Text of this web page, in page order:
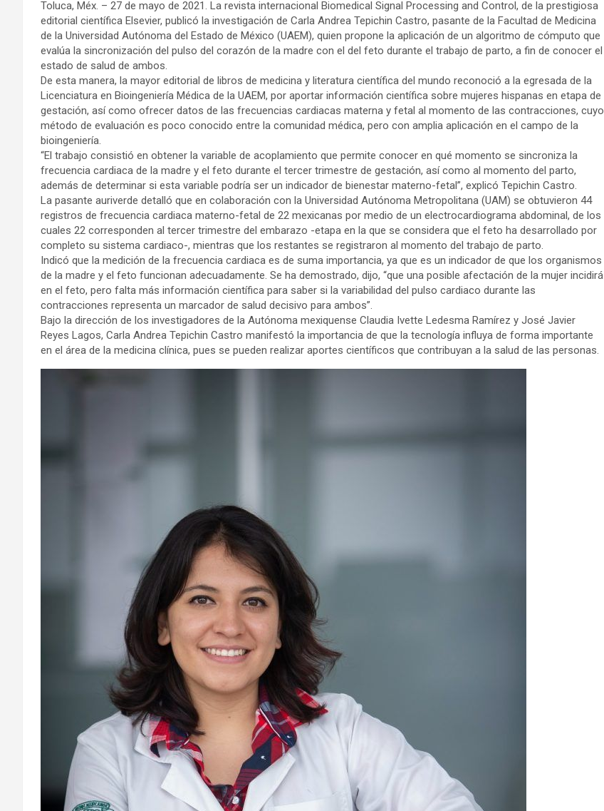
Toluca, Méx. – 27 de mayo de 2021. La revista internacional Biomedical Signal Processing and Control, de la prestigiosa
editorial científica Elsevier, publicó la investigación de Carla Andrea Tepichin Castro, pasante de la Facultad de Medicina
de la Universidad Autónoma del Estado de México (UAEM), quien propone la aplicación de un algoritmo de cómputo que
evalúa la sincronización del pulso del corazón de la madre con el del feto durante el trabajo de parto, a fin de conocer el
estado de salud de ambos.
De esta manera, la mayor editorial de libros de medicina y literatura científica del mundo reconoció a la egresada de la
Licenciatura en Bioingeniería Médica de la UAEM, por aportar información científica sobre mujeres hispanas en etapa de
gestación, así como ofrecer datos de las frecuencias cardiacas materna y fetal al momento de las contracciones, cuyo
método de evaluación es poco conocido entre la comunidad médica, pero con amplia aplicación en el campo de la
bioingeniería.
“El trabajo consistió en obtener la variable de acoplamiento que permite conocer en qué momento se sincroniza la
frecuencia cardiaca de la madre y el feto durante el tercer trimestre de gestación, así como al momento del parto,
además de determinar si esta variable podría ser un indicador de bienestar materno-fetal”, explicó Tepichin Castro.
La pasante auriverde detalló que en colaboración con la Universidad Autónoma Metropolitana (UAM) se obtuvieron 44
registros de frecuencia cardiaca materno-fetal de 22 mexicanas por medio de un electrocardiograma abdominal, de los
cuales 22 corresponden al tercer trimestre del embarazo -etapa en la que se considera que el feto ha desarrollado por
completo su sistema cardiaco-, mientras que los restantes se registraron al momento del trabajo de parto.
Indicó que la medición de la frecuencia cardiaca es de suma importancia, ya que es un indicador de que los organismos
de la madre y el feto funcionan adecuadamente. Se ha demostrado, dijo, “que una posible afectación de la mujer incidirá
en el feto, pero falta más información científica para saber si la variabilidad del pulso cardiaco durante las
contracciones representa un marcador de salud decisivo para ambos”.
Bajo la dirección de los investigadores de la Autónoma mexiquense Claudia Ivette Ledesma Ramírez y José Javier
Reyes Lagos, Carla Andrea Tepichin Castro manifestó la importancia de que la tecnología influya de forma importante
en el área de la medicina clínica, pues se pueden realizar aportes científicos que contribuyan a la salud de las personas.